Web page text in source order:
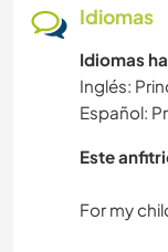
Idiomas
Idiomas
Inglés:
Español:
Este